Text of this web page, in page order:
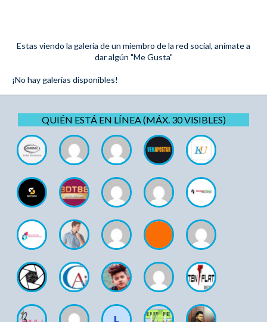
Estas viendo la galería de un miembro de la red social, anímate a
dar algún "Me Gusta"
¡No hay galerías disponibles!
QUIÉN ESTÁ EN LÍNEA (MÁX. 30 VISIBLES)